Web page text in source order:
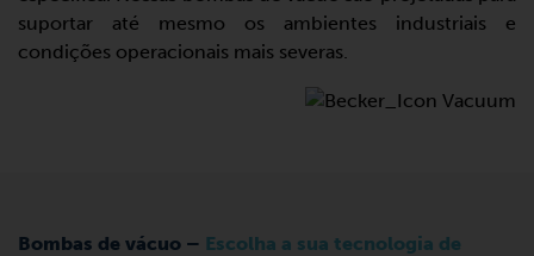
suportar até mesmo os ambientes industriais e
condições operacionais mais severas.
Bombas de vácuo – Escolha a sua tecnologia de